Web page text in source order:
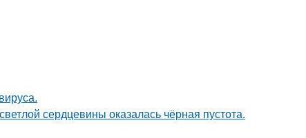
сердцевины оказалась чёрная пустота.